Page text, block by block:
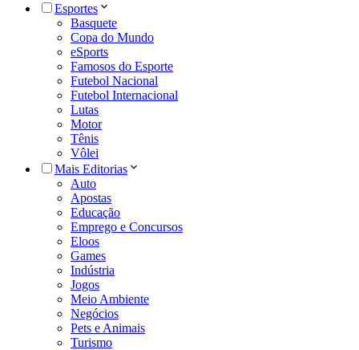
Esportes
Basquete
Copa do Mundo
eSports
Famosos do Esporte
Futebol Nacional
Futebol Internacional
Lutas
Motor
Tênis
Vôlei
Mais Editorias
Auto
Apostas
Educação
Emprego e Concursos
Eloos
Games
Indústria
Jogos
Meio Ambiente
Negócios
Pets e Animais
Turismo